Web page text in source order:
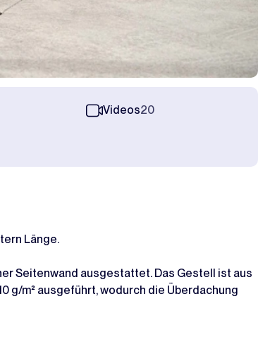
Videos20
Länge.
Seitenwand ausgestattet. Das Gestell ist aus
g/m² ausgeführt, wodurch die Überdachung